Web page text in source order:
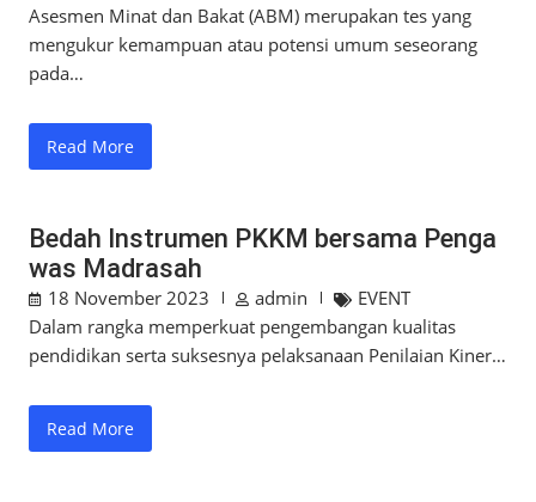
Asesmen Minat dan Bakat (ABM) merupakan tes yang
mengukur kemampuan atau potensi umum seseorang
pada…
Read More
Bedah Instrumen PKKM bersama Penga
was Madrasah
18 November 2023 admin
EVENT
Dalam rangka memperkuat pengembangan kualitas
pendidikan serta suksesnya pelaksanaan Penilaian Kiner…
Read More